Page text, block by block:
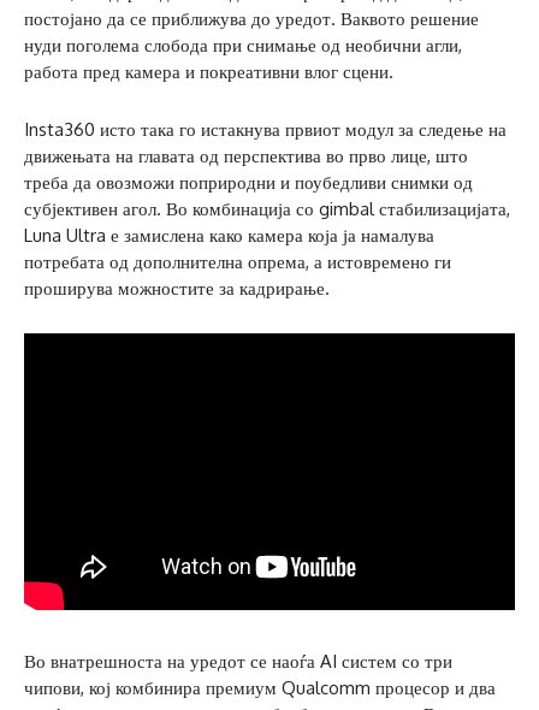
постојано да се приближува до уредот. Ваквото решение
нуди поголема слобода при снимање од необични агли,
работа пред камера и покреативни влог сцени.
Insta360 исто така го истакнува првиот модул за следење на
движењата на главата од перспектива во прво лице, што
треба да овозможи поприродни и поубедливи снимки од
субјективен агол. Во комбинација со gimbal стабилизацијата,
Luna Ultra е замислена како камера која ја намалува
потребата од дополнителна опрема, а истовремено ги
проширува можностите за кадрирање.
Во внатрешноста на уредот се наоѓа AI систем со три
чипови, кој комбинира премиум Qualcomm процесор и два